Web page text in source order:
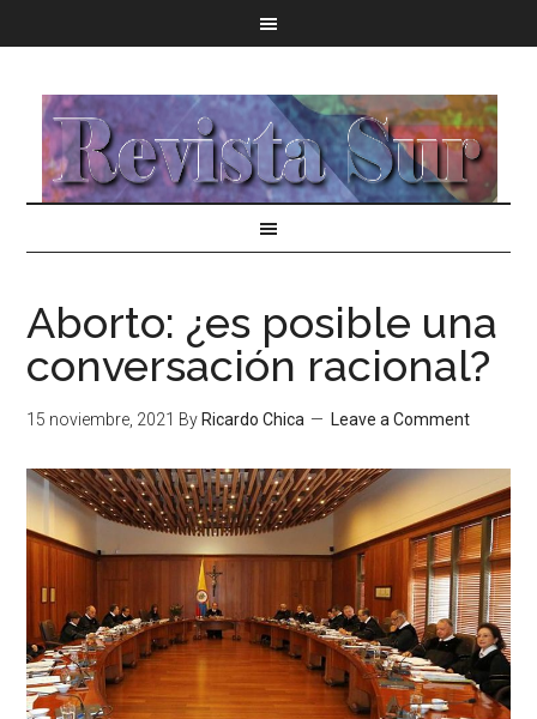
Aborto: ¿es posible una
conversación racional?
15 noviembre, 2021 By Ricardo Chica Leave a Comment